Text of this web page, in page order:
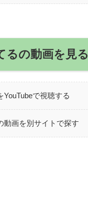
るの動画を見る
YouTubeで視聴する
動画を別サイトで探す